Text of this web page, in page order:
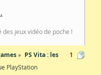
jeux vidéo de poche !
PS Vita : les
PlayStation
1